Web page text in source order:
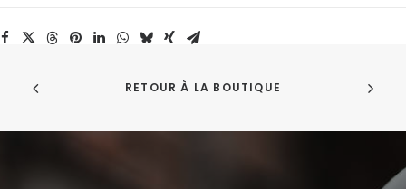
Nudie
RETOUR À LA BOUTIQUE